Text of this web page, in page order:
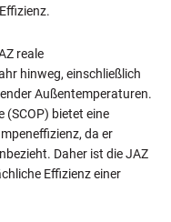
reale
hinweg, einschließlich
Außentemperaturen.
(SCOP) bietet eine
da er
Daher ist die JAZ
Effizienz einer